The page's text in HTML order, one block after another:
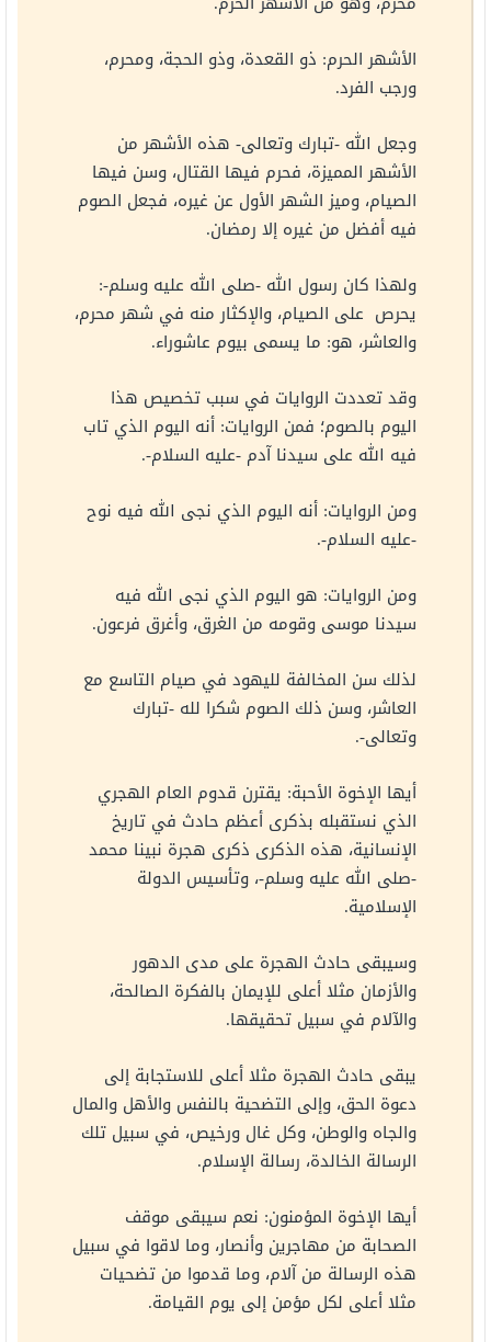
الأشهر الحرم: ذو القعدة، وذو الحجة، ومحرم،
ورجب الفرد.
وجعل الله -تبارك وتعالى- هذه الأشهر من
الأشهر المميزة، فحرم فيها القتال، وسن فيها
الصيام، وميز الشهر الأول عن غيره، فجعل الصوم
فيه أفضل من غيره إلا رمضان.
ولهذا كان رسول الله -صلى الله عليه وسلم-:
يحرص على الصيام، والإكثار منه في شهر محرم،
والعاشر، هو: ما يسمى بيوم عاشوراء.
وقد تعددت الروايات في سبب تخصيص هذا
اليوم بالصوم؛ فمن الروايات: أنه اليوم الذي تاب
فيه الله على سيدنا آدم -عليه السلام-.
ومن الروايات: أنه اليوم الذي نجى الله فيه نوح
-عليه السلام-.
ومن الروايات: هو اليوم الذي نجى الله فيه
سيدنا موسى وقومه من الغرق، وأغرق فرعون.
لذلك سن المخالفة لليهود في صيام التاسع مع
العاشر، وسن ذلك الصوم شكرا لله -تبارك
وتعالى-.
أيها الإخوة الأحبة: يقترن قدوم العام الهجري
الذي نستقبله بذكرى أعظم حادث في تاريخ
الإنسانية، هذه الذكرى ذكرى هجرة نبينا محمد
-صلى الله عليه وسلم-، وتأسيس الدولة
الإسلامية.
وسيبقى حادث الهجرة على مدى الدهور
والأزمان مثلا أعلى للإيمان بالفكرة الصالحة،
والآلام في سبيل تحقيقها.
يبقى حادث الهجرة مثلا أعلى للاستجابة إلى
دعوة الحق، وإلى التضحية بالنفس والأهل والمال
والجاه والوطن، وكل غال ورخيص، في سبيل تلك
الرسالة الخالدة، رسالة الإسلام.
أيها الإخوة المؤمنون: نعم سيبقى موقف
الصحابة من مهاجرين وأنصار، وما لاقوا في سبيل
هذه الرسالة من آلام، وما قدموا من تضحيات
مثلا أعلى لكل مؤمن إلى يوم القيامة.